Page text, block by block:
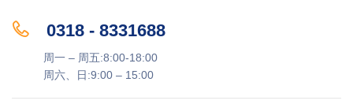
0318 - 8331688
周一 – 周五:8:00-18:00
周六、日:9:00 – 15:00